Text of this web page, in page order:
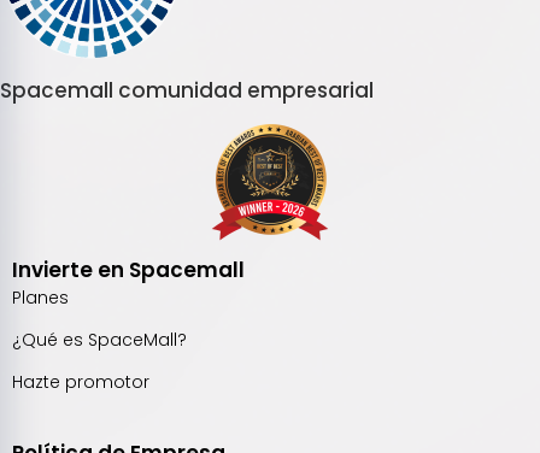
Spacemall comunidad empresarial
Invierte en Spacemall
Planes
¿Qué es SpaceMall?
Hazte promotor